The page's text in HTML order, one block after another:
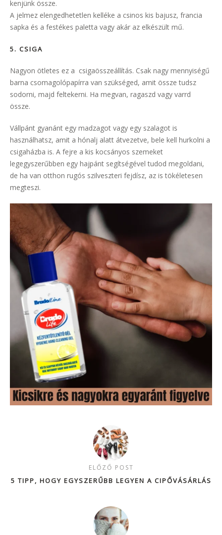
kenjünk össze.
A jelmez elengedhetetlen kelléke a csinos kis bajusz, francia
sapka és a festékes paletta vagy akár az elkészült mű.
5. CSIGA
Nagyon ötletes ez a csigaösszeállítás. Csak nagy mennyiségű
barna csomagolópapírra van szükséged, amit össze tudsz
sodorni, majd feltekerni. Ha megvan, ragaszd vagy varrd
össze.
Vállpánt gyanánt egy madzagot vagy egy szalagot is
használhatsz, amit a hónalj alatt átvezetve, bele kell hurkolni a
csigaházba is. A fejre a kis kocsányos szemeket
legegyszerűbben egy hajpánt segítségével tudod megoldani,
de ha van otthon rugós szilveszteri fejdísz, az is tökéletesen
megteszi.
ELŐZŐ POST
5 TIPP, HOGY EGYSZERŰBB LEGYEN A CIPŐVÁSÁRLÁS